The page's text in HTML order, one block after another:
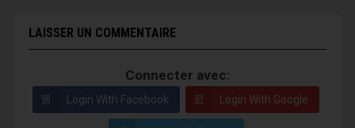
LAISSER UN COMMENTAIRE
Connecter avec:
Login With Facebook Login With Google